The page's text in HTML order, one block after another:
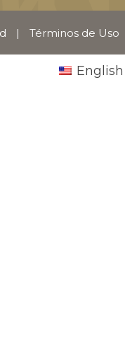
| Términos de Uso
English